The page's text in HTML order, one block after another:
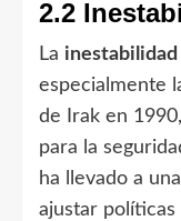
2.2
La
especialmente
de Irak en
para la
ha llevado a
ajustar